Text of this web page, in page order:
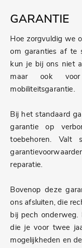
GARANTIE
Hoe zorgvuldig we
om garanties af te
kun je bij ons niet
maar ook
mobiliteitsgarantie.
Bij het standaard
garantie op
toebehoren.
reparatie.
Bovenop deze
ons afsluiten, die
bij pech onderweg.
die je voor twee
mogelijkheden en